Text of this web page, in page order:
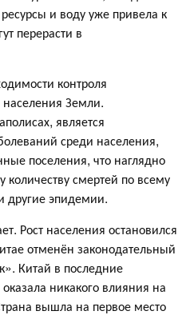
и воду уже привела к
перерасти в
контроля
Земли.
является
среди населения,
поселения, что наглядно
смертей по всему
другие эпидемии.
Рост населения остановился
отменён законодательный
Китай в последние
никакого влияния на
вышла на первое место